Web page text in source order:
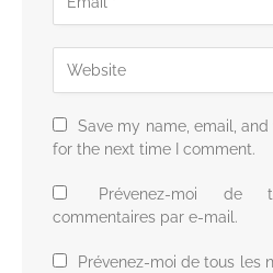
Save my name, email,
for the next time I comment.
Prévenez-moi de
commentaires par e-mail.
Prévenez-moi de tous les